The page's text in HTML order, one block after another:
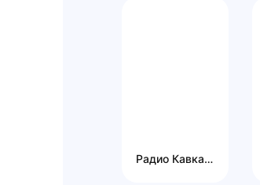
Радио Кавказ Хит